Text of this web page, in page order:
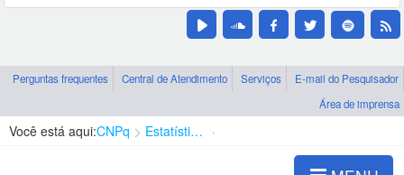
Perguntas frequentes Central de Atendimento Serviços
E-mail do Pesquisador
Área de imprensa
Você está aqui:CNPq Estatísticas e Indicadores